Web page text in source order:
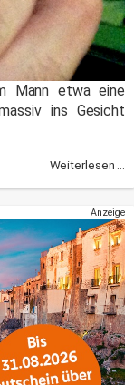
Mann etwa eine
ins Gesicht
Weiterlesen ...
Anzeige